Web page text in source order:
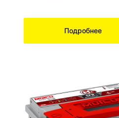
Подробнее